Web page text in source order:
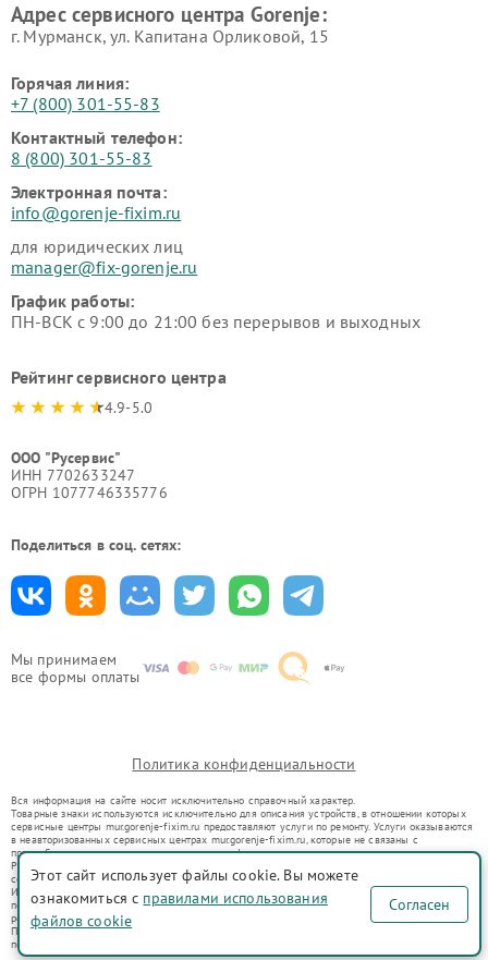
Мы принимаем
все формы оплаты
Адрес сервисного центра Gorenje:
г. Мурманск, ул. Капитана Орликовой, 15
Горячая линия:
+7 (800) 301-55-83
Контактный телефон:
8 (800) 301-55-83
Электронная почта:
info@gorenje-fixim.ru
для юридических лиц
manager@fix-gorenje.ru
График работы:
ПН-ВСК с 9:00 до 21:00 без перерывов и выходных
Рейтинг сервисного центра
4.9-5.0
ООО "Русервис"
ИНН 7702633247
ОГРН 1077746335776
Поделиться в соц. сетях:
Политика конфиденциальности
Вся информация на сайте носит исключительно справочный характер.
Товарные знаки используются исключительно для описания устройств, в отношении которых
сервисные центры mur.gorenje-fixim.ru предоставляют услуги по ремонту. Услуги оказываются
в неавторизованных сервисных центрах mur.gorenje-fixim.ru, которые не связаны с
правообладателями товарных знаков или их официальными представителями.
Ремонт осуществляется для устройств, уже введенных в гражданский оборот в соответствии
со статьей 1487 ГК РФ.
Использование товарных знаков не преследует цели индивидуализации услуг или введения
потребителей в заблуждение, а служит для информирования о предоставляемых услугах по
ремонту техники указанных брендов.
Представленная на сайте информация не является публичной офертой, определяемой
положениями Статьи 437(2) Гражданского кодекса РФ
Этот сайт использует файлы cookie. Вы можете
ознакомиться с правилами использования
файлов cookie
Согласен